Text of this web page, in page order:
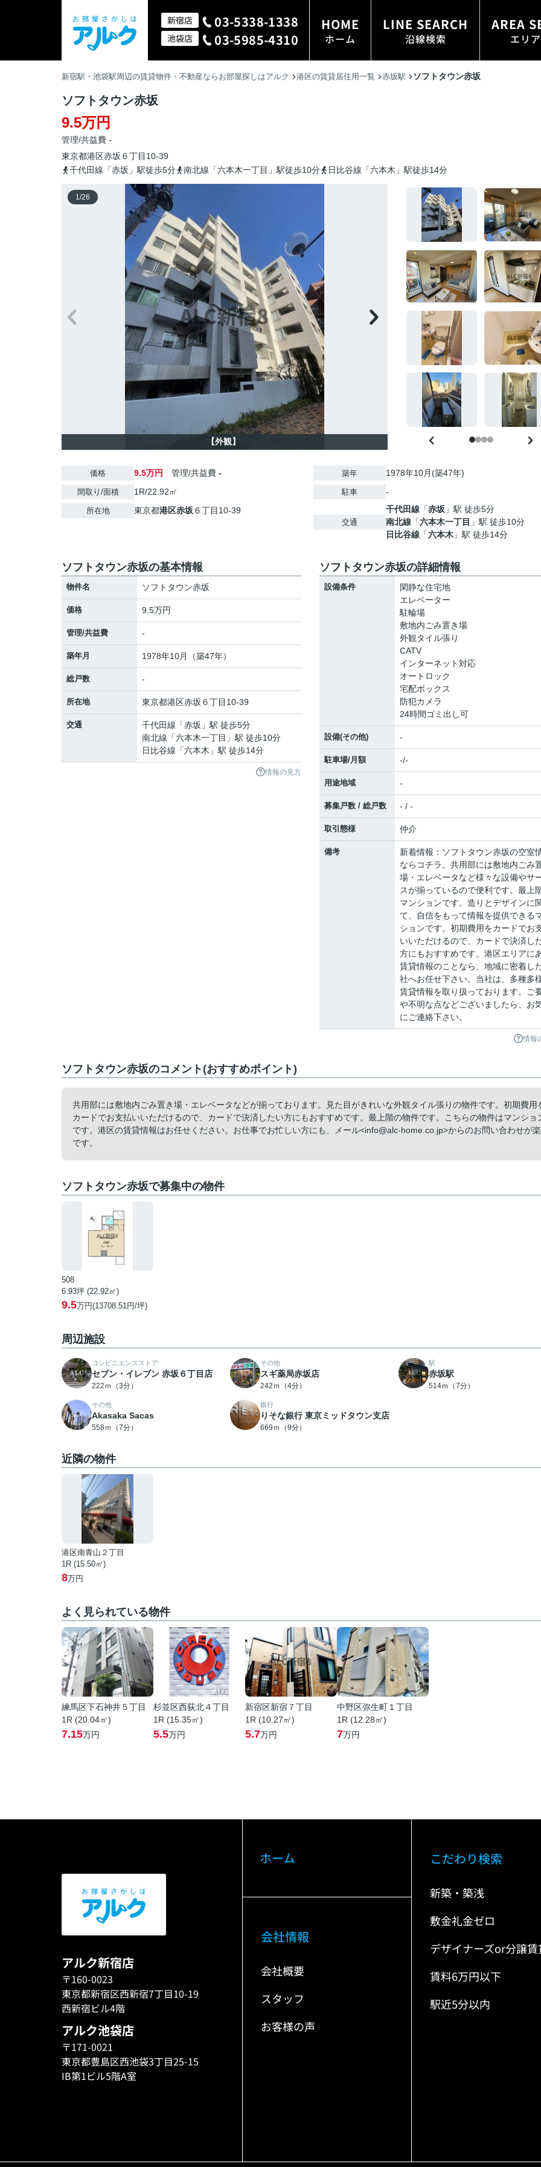
新宿店 03-5338-1338
池袋店 03-5985-4310
HOME
ホーム
LINE SEARCH
沿線検索
AREA
エリ
新宿駅・池袋駅周辺の賃貸物件・不動産ならお部屋探しはアルク 港区の賃貸居住用一覧 赤坂駅 ソフトタウン赤坂
ソフトタウン赤坂
9.5万円
管理/共益費 -
東京都港区赤坂 ６丁目10‐39
千代田線「赤坂」駅徒歩5分
南北線「六本木一丁目」駅徒歩10分 日比谷線「六本木」駅徒歩14分
1/26
【外観】
価格 9.5万円 管理/共益費 -
間取り/面積 1R/22.92㎡
所在地 東京都港区赤坂 ６丁目10‐39
築年 1978年10月(築47年)
駐車 -
交通
千代田線 「赤坂 」駅 徒歩5分
南北線 「六本木一丁目 」駅 徒歩10分
日比谷線 「六本木 」駅 徒歩14分
ソフトタウン赤坂の基本情報
物件名 ソフトタウン赤坂
価格 9.5万円
管理/共益費 -
築年月 1978年10月（築47年）
総戸数 -
所在地 東京都港区赤坂 ６丁目10‐39
交通 千代田線 「赤坂 」駅 徒歩5分
南北線 「六本木一丁目 」駅 徒歩10分
日比谷線 「六本木 」駅 徒歩14分
情報の見方
ソフトタウン赤坂の詳細情報
設備条件
閑静な住宅地
エレベーター
駐輪場
敷地内ごみ置き場
外観タイル張り
CATV
インターネット対応
オートロック
宅配ボックス
防犯カメラ
24時間ゴミ出し可
設備(その他) -
駐車場/月額 -/-
用途地域 -
募集戸数 / 総戸数 - / -
取引態様 仲介
備考
新着情報：ソフトタウン赤坂の空室
ならコチラ。共用部には敷地内ごみ
場・エレベータなど様々な設備やサ
スが揃っているので便利です。最上
マンションです。造りとデザインに
て、自信をもって情報を提供できる
ションです。初期費用をカードでお
いいただけるので、カードで決済し
方にもおすすめです。港区エリアに
賃貸情報のことなら、地域に密着し
社へお任せ下さい。当社は、多種多
賃貸情報を取り扱っております。ご
や不明な点などございましたら、お
にご連絡下さい。
情報
ソフトタウン赤坂のコメント(おすすめポイント)
共用部には敷地内ごみ置き場・エレベータなどが揃っております。見た目がきれいな外観タイル張りの物件です。初期費用
カードでお支払いいただけるので、カードで決済したい方にもおすすめです。最上階の物件です。こちらの物件はマンショ
です。港区の賃貸情報はお任せください。お仕事でお忙しい方にも、メール<info@alc-home.co.jp>からのお問い合わせが楽
です。
ソフトタウン赤坂で募集中の物件
508
6.93坪 (22.92㎡)
9.5万円(13708.51円/坪)
周辺施設
コンビニエンスストア
セブン・イレブン 赤坂６丁目店
222ｍ（3分）
その他
スギ薬局赤坂店
242ｍ（4分）
駅
赤坂駅
514ｍ（7分）
その他
Akasaka Sacas
558ｍ（7分）
銀行
りそな銀行 東京ミッドタウン支店
669ｍ（9分）
近隣の物件
港区南青山２丁目
1R (15.50㎡)
8万円
よく見られている物件
練馬区下石神井５丁目
1R (20.04㎡)
7.15万円
杉並区西荻北４丁目
1R (15.35㎡)
5.5万円
新宿区新宿７丁目
1R (10.27㎡)
5.7万円
中野区弥生町１丁目
1R (12.28㎡)
7万円
アルク新宿店
〒160-0023
東京都新宿区西新宿7丁目10-19
西新宿ビル4階
アルク池袋店
〒171-0021
東京都豊島区西池袋3丁目25-15
IB第1ビル5階A室
ホーム
会社情報
会社概要
スタッフ
お客様の声
こだわり検索
新築・築浅
敷金礼金ゼロ
デザイナーズor分譲賃
賃料6万円以下
駅近5分以内